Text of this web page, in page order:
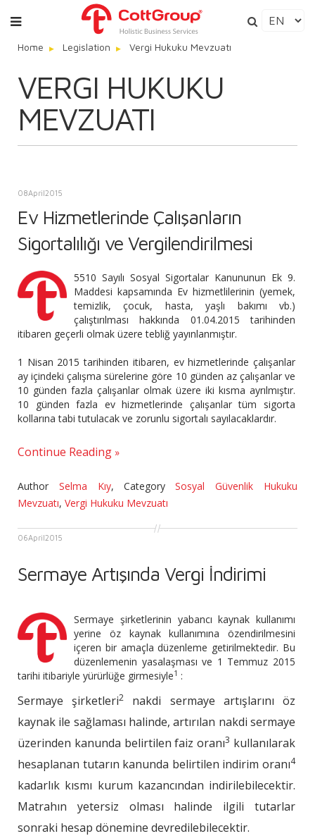
Home Legislation Vergi Hukuku Mevzuatı
VERGI HUKUKU
MEVZUATI
08April2015
Ev Hizmetlerinde Çalışanların
Sigortalılığı ve Vergilendirilmesi
5510 Sayılı Sosyal Sigortalar Kanununun Ek 9.
Maddesi kapsamında Ev hizmetlilerinin (yemek,
temizlik, çocuk, hasta, yaşlı bakımı vb.)
çalıştırılması hakkında 01.04.2015 tarihinden
itibaren geçerli olmak üzere tebliğ yayınlanmıştır.
1 Nisan 2015 tarihinden itibaren, ev hizmetlerinde çalışanlar
ay içindeki çalışma sürelerine göre 10 günden az çalışanlar ve
10 günden fazla çalışanlar olmak üzere iki kısma ayrılmıştır.
10 günden fazla ev hizmetlerinde çalışanlar tüm sigorta
kollarına tabi tutulacak ve zorunlu sigortalı sayılacaklardır.
Continue Reading
Author Selma Kıy, CategorySosyal Güvenlik Hukuku
Mevzuatı, Vergi Hukuku Mevzuatı
06April2015
Sermaye Artışında Vergi İndirimi
Sermaye şirketlerinin yabancı kaynak kullanımı
yerine öz kaynak kullanımına özendirilmesini
içeren bir amaçla düzenleme getirilmektedir. Bu
düzenlemenin yasalaşması ve 1 Temmuz 2015
tarihi itibariyle yürürlüğe girmesiyle1 :
Sermaye şirketleri2
nakdi sermaye artışlarını öz
kaynak ile sağlaması halinde, artırılan nakdi sermaye
üzerinden kanunda belirtilen faiz oranı3 kullanılarak
hesaplanan tutarın kanunda belirtilen indirim oranı4
kadarlık kısmı kurum kazancından indirilebilecektir.
Matrahın yetersiz olması halinde ilgili tutarlar
sonraki hesap dönemine devredilebilecektir.